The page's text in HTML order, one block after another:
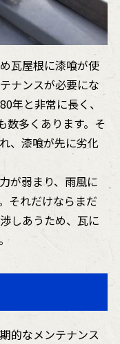
瓦屋根に漆喰が使
ナンスが必要にな
年と非常に長く、
数多くあります。そ
、漆喰が先に劣化
が弱まり、雨風に
それだけならまだ
しあうため、瓦に
的なメンテナンス